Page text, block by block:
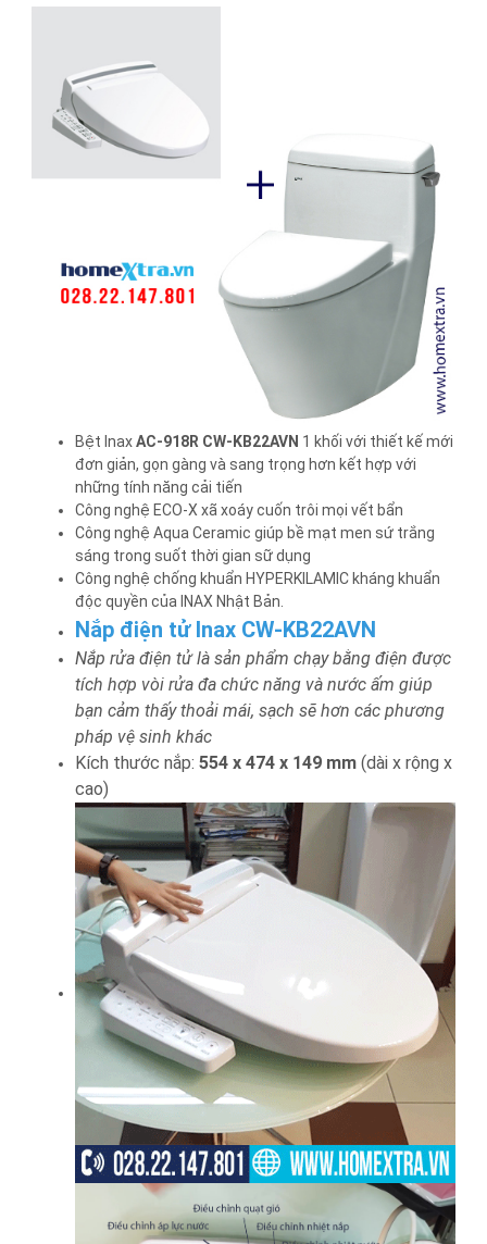
Bệt InaxAC-918R CW-KB22AVN 1 khối với thiết kế mới
đơn giản, gọn gàng và sang trọng hơn kết hợp với
những tính năng cải tiến
Công nghệ ECO-X xã xoáy cuốn trôi mọi vết bẩn
Công nghệ Aqua Ceramic giúp bề mạt men sứ trắng
sáng trong suốt thời gian sữ dụng
Công nghệ chống khuẩn HYPERKILAMIC kháng khuẩn
độc quyền của INAX Nhật Bản.
Nắp điện tử Inax CW-KB22AVN
Nắp rửa điện tử là sản phẩm chạy bằng điện được
tích hợp vòi rửa đa chức năng và nước ấm giúp
bạn cảm thấy thoải mái, sạch sẽ hơn các phương
pháp vệ sinh khác
Kích thước nắp: 554 x 474 x 149 mm(dài x rộng x
cao)